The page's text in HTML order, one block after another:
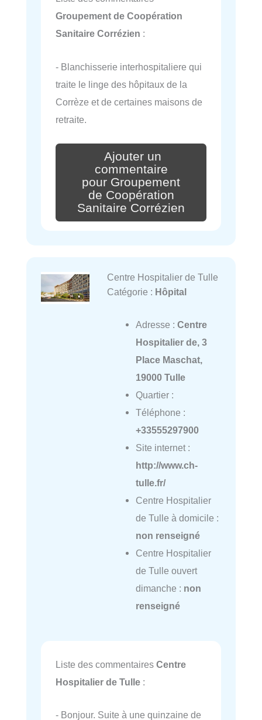
Groupement de Coopération
Sanitaire Corrézien :
- Blanchisserie interhospitaliere qui
traite le linge des hôpitaux de la
Corrèze et de certaines maisons de
retraite.
Ajouter un
commentaire
pour Groupement
de Coopération
Sanitaire Corrézien
Centre Hospitalier de Tulle
Catégorie : Hôpital
Adresse : Centre
Hospitalier de, 3
Place Maschat,
19000 Tulle
Quartier :
Téléphone :
+33555297900
Site internet :
http://www.ch-
tulle.fr/
Centre Hospitalier
de Tulle à domicile :
non renseigné
Centre Hospitalier
de Tulle ouvert
dimanche : non
renseigné
Liste des commentaires Centre
Hospitalier de Tulle :
- Bonjour. Suite à une quinzaine de